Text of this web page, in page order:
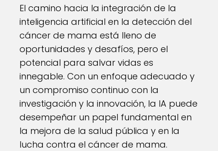
El camino hacia la integración de la
inteligencia artificial en la detección del
cáncer de mama está lleno de
oportunidades y desafíos, pero el
potencial para salvar vidas es
innegable. Con un enfoque adecuado y
un compromiso continuo con la
investigación y la innovación, la IA puede
desempeñar un papel fundamental en
la mejora de la salud pública y en la
lucha contra el cáncer de mama.